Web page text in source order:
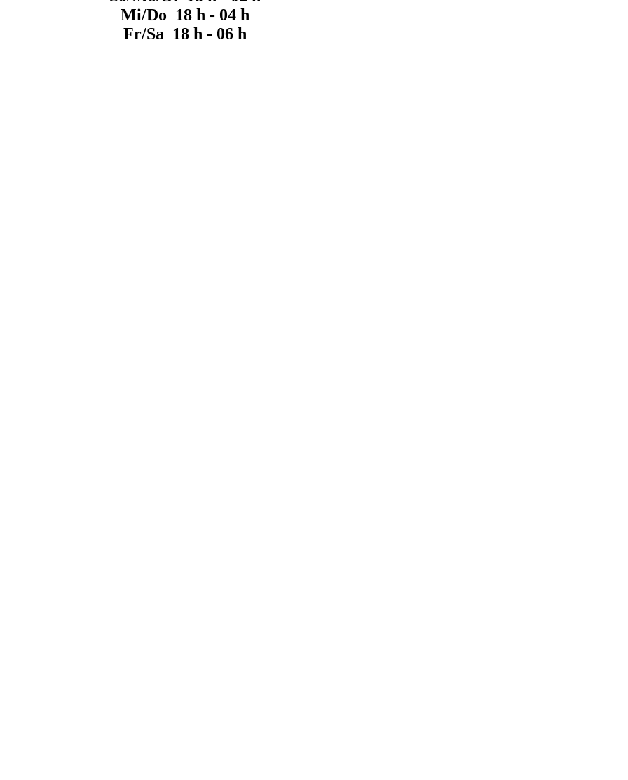
Mi/Do 18 h - 04 h
Fr/Sa 18 h - 06 h